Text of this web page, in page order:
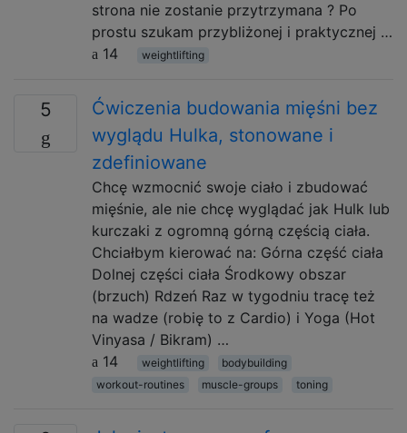
strona nie zostanie przytrzymana ? Po
prostu szukam przybliżonej i praktycznej …
14
weightlifting
5
Ćwiczenia budowania mięśni bez
wyglądu Hulka, stonowane i
zdefiniowane
Chcę wzmocnić swoje ciało i zbudować
mięśnie, ale nie chcę wyglądać jak Hulk lub
kurczaki z ogromną górną częścią ciała.
Chciałbym kierować na: Górna część ciała
Dolnej części ciała Środkowy obszar
(brzuch) Rdzeń Raz w tygodniu tracę też
na wadze (robię to z Cardio) i Yoga (Hot
Vinyasa / Bikram) …
14
weightlifting
bodybuilding
workout-routines
muscle-groups toning